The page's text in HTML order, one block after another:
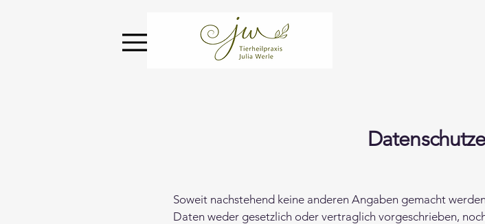
Soweit nachstehend keine anderen Angaben gemacht
Daten weder gesetzlich oder vertraglich vorgeschrieben,